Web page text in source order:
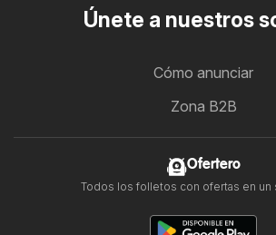
Únete a nuestros
Cómo anunciar
Zona B2B
Ofertero
Todos los folletos con ofertas en un